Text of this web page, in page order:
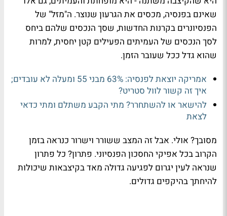
שאינם בפנסיה, מכסים את הגרעון שנוצר. ה"מזל" של
הפנסיונרים בקרנות החדשות, שסך הנכסים שלהם ביחס
לסך הנכסים של העמיתים הפעילים קטן יחסית, למרות
שהוא גדל ככל שעובר הזמן.
אמריקה יוצאת לפנסיה: 63% מבני 55 ומעלה לא עובדים;
איך זה קשור לוול סטריט?
להישאר או להשתחרר? מתי הקבע משתלם ומתי כדאי
לצאת
מסובך? אולי. אבל זה המצב ששורר וישרור כנראה בזמן
הקרוב בכל אפיקי החסכון הפנסיוני. פתרון? כל פתרון
שנראה לעין יגרום לפגיעה גדולה מאד בקיצבאות שיכולות
להיחתך בהיקפים גדולים.